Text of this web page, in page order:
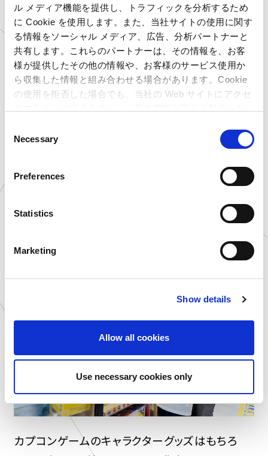
ル メディア機能を提供し、トラフィックを分析するため
に Cookie を使用します。また、当社サイトの使用に関す
る情報をソーシャル メディア、広告、分析パートナーと
共有します。これらのパートナーは、その情報を、お客
様が提供したその他の情報や、お客様のサービス使用か
ら収集した情報と組み合わせる場合があります。Cookie
の使用を拒否した場合でも、当社の Web サイトにアクセ
e
i
Necessary
Preferences
Statistics
Marketing
Show details
Allow all cookies
Use necessary cookies only
カプコンの最新情報を、見て、触れて、遊ぶことが
できる体感型施設です。
ブース内では、カプコン最新タイトルをプレイで
きる試遊台や、あの人気キャラクターの等身大フ
ここでしか味わえない没入感を、ぜひご体験くだ
カプコンゲームのキャラクターグッズはもちろ